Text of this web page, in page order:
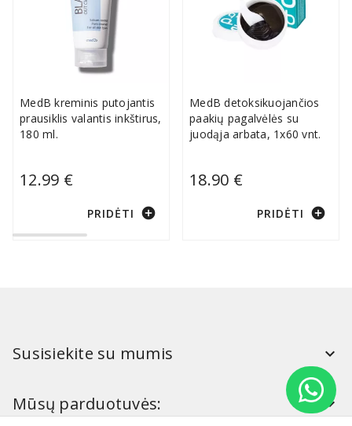
MedB kreminis putojantis
prausiklis valantis inkštirus,
180 ml.
12.99 €
PRIDĖTI add_circle
MedB detoksikuojančios
paakių pagalvėlės su
juodąja arbata, 1x60 vnt.
18.90 €
PRIDĖTI add_circle
Susisiekite su mumis
Mūsų parduotuvės: